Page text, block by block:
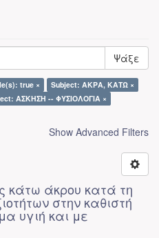
Ψάξε
true ×
Subject: ΑΚΡΑ, ΚΑΤΩ ×
ΑΣΚΗΣΗ -- ΦΥΣΙΟΛΟΓΙΑ ×
Show Advanced Filters
κάτω άκρου κατά τη
στην καθιστή
υγιή και με